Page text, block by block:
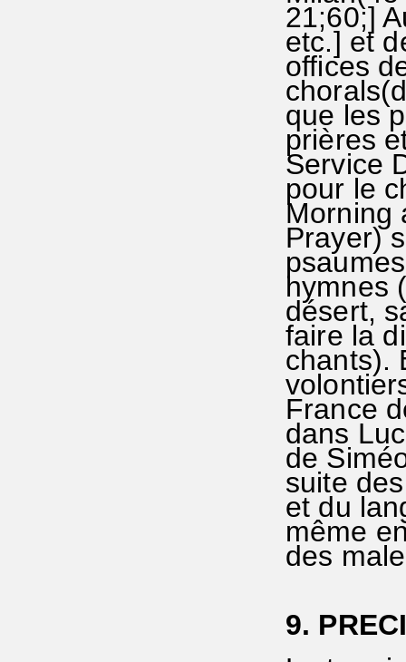
21;60;]
etc.] et
offices
que les
prières
Service
pour le
Morning
Prayer)
hymnes
désert,
faire la
chants).
France
dans
de
suite
et du
même
des
9.